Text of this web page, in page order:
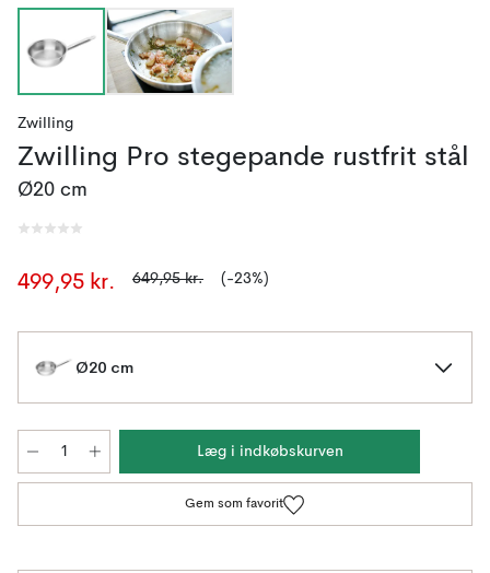
Zwilling
Zwilling Pro stegepande rustfrit stål
Ø20 cm
499,95 kr. 649,95 kr. (-23%)
Ø20 cm
Læg i indkøbskurven
Gem som favorit